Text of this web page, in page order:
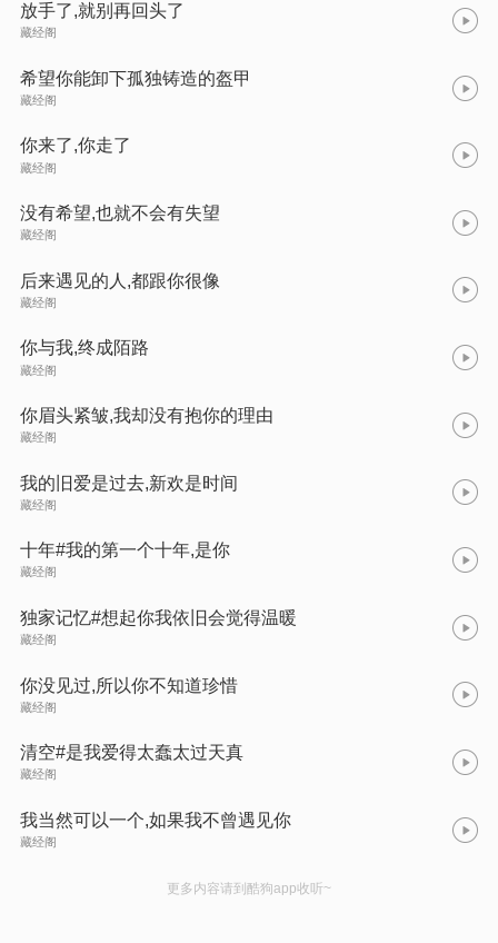
放手了,就别再回头了
藏经阁
希望你能卸下孤独铸造的盔甲
藏经阁
你来了,你走了
藏经阁
没有希望,也就不会有失望
藏经阁
后来遇见的人,都跟你很像
藏经阁
你与我,终成陌路
藏经阁
你眉头紧皱,我却没有抱你的理由
藏经阁
我的旧爱是过去,新欢是时间
藏经阁
十年#我的第一个十年,是你
藏经阁
独家记忆#想起你我依旧会觉得温暖
藏经阁
你没见过,所以你不知道珍惜
藏经阁
清空#是我爱得太蠢太过天真
藏经阁
我当然可以一个,如果我不曾遇见你
藏经阁
更多内容请到酷狗app收听~